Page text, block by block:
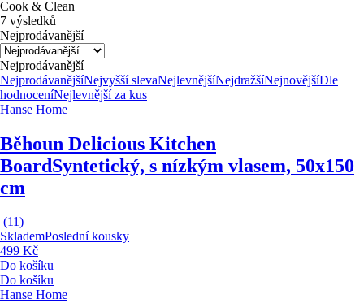
Cook & Clean
7 výsledků
Nejprodávanější
Nejprodávanější
NejprodávanějšíNejvyšší slevaNejlevnějšíNejdražšíNejnovějšíDle
hodnoceníNejlevnější za kus
Hanse Home
Běhoun Delicious Kitchen
BoardSyntetický, s nízkým vlasem, 50x150
cm
(11)
SklademPoslední kousky
499 Kč
Do košíku
Do košíku
Hanse Home